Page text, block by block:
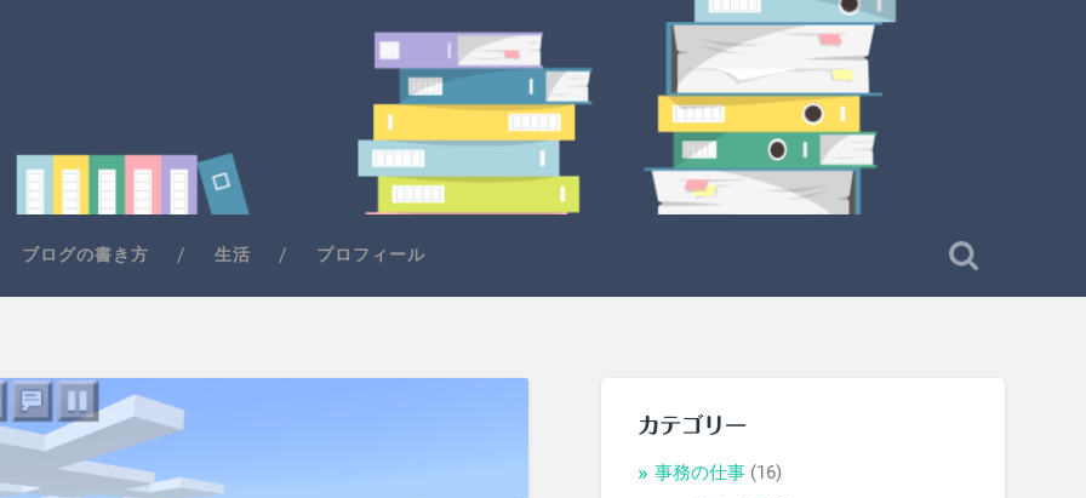
ブログの書き方 生活 プロフィール
カテゴリー
事務の仕事 (16)